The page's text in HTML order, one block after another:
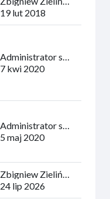
19 lut 2018
7 kwi 2020
5 maj 2020
24 lip 2026